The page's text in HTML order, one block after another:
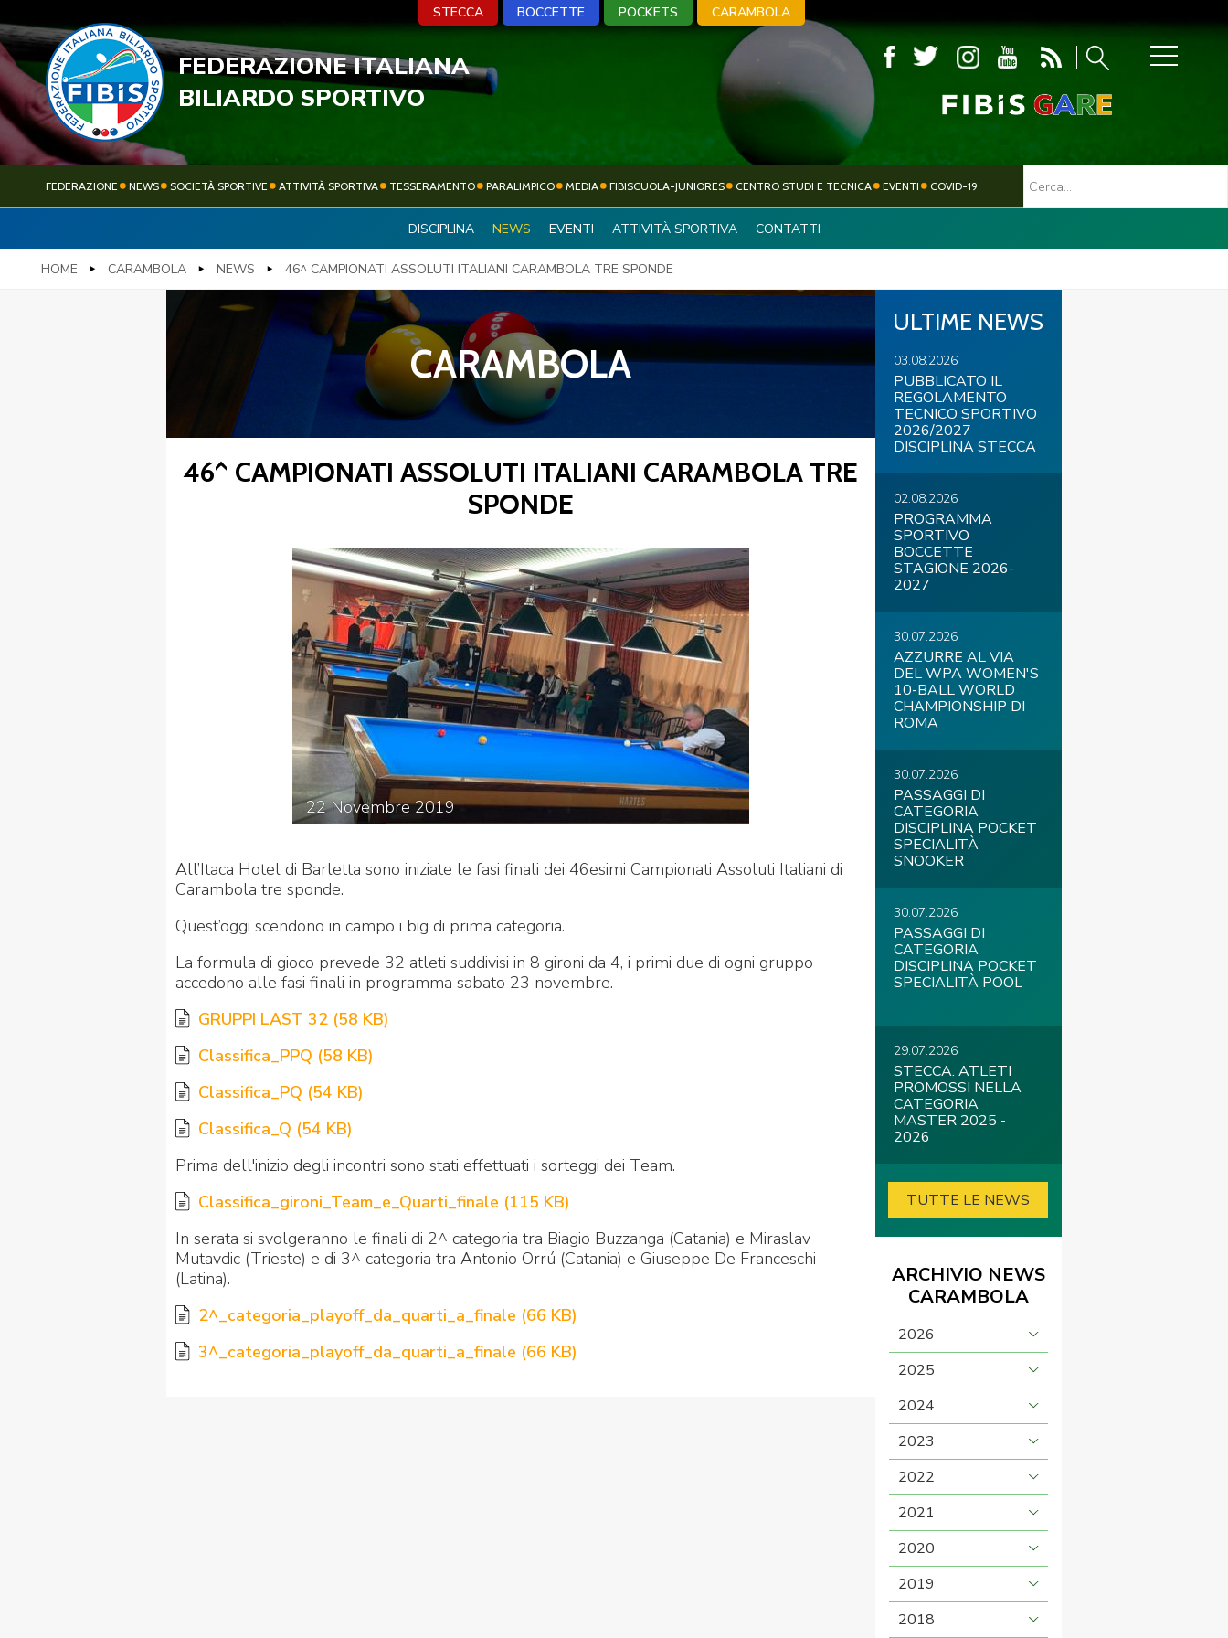
SOCIETÀ SPORTIVE
ATTIVITÀ
SPORTIVA
CENTRO STUDI E
TECNICA
COVID-19
STECCA BOCCETTE CARAMBOLA
Cookie Policy Cerca Mappa del Sito Feed rss Iscriviti alla Newsletter Link Federazione Trasparente
STECCA BOCCETTE POCKETS CARAMBOLA
FEDERAZIONE ITALIANA
BILIARDO SPORTIVO
FEDERAZIONE NEWS SOCIETÀ SPORTIVE ATTIVITÀ SPORTIVA TESSERAMENTO PARALIMPICO MEDIA FIBISCUOLA-JUNIORES CENTRO STUDI E TECNICA EVENTI COVID-19
DISCIPLINA NEWS EVENTI ATTIVITÀ SPORTIVA CONTATTI
HOME CARAMBOLA NEWS 46^ CAMPIONATI ASSOLUTI ITALIANI CARAMBOLA TRE SPONDE
CARAMBOLA
46^ CAMPIONATI ASSOLUTI ITALIANI CARAMBOLA TRE
SPONDE
22Novembre2019
All’Itaca Hotel di Barletta sono iniziate le fasi finali dei 46esimi Campionati Assoluti Italiani di
Carambola tre sponde.
Quest’oggi scendono in campo i big di prima categoria.
La formula di gioco prevede 32 atleti suddivisi in 8 gironi da 4, i primi due di ogni gruppo
accedono alle fasi finali in programma sabato 23 novembre.
GRUPPI LAST 32 (58 KB)
Classifica_PPQ (58 KB)
Classifica_PQ (54 KB)
Classifica_Q (54 KB)
Prima dell'inizio degli incontri sono stati effettuati i sorteggi dei Team.
Classifica_gironi_Team_e_Quarti_finale (115 KB)
In serata si svolgeranno le finali di 2^ categoria tra Biagio Buzzanga (Catania) e Miraslav
Mutavdic (Trieste) e di 3^ categoria tra Antonio Orrú (Catania) e Giuseppe De Franceschi
(Latina).
2^_categoria_playoff_da_quarti_a_finale (66 KB)
3^_categoria_playoff_da_quarti_a_finale (66 KB)
ULTIME NEWS
03.08.2026
PUBBLICATO IL
REGOLAMENTO
TECNICO SPORTIVO
2026/2027
DISCIPLINA STECCA
02.08.2026
PROGRAMMA
SPORTIVO
BOCCETTE
STAGIONE 2026-
2027
30.07.2026
AZZURRE AL VIA
DEL WPA WOMEN'S
10-BALL WORLD
CHAMPIONSHIP DI
ROMA
30.07.2026
PASSAGGI DI
CATEGORIA
DISCIPLINA POCKET
SPECIALITÀ
SNOOKER
30.07.2026
PASSAGGI DI
CATEGORIA
DISCIPLINA POCKET
SPECIALITÀ POOL
29.07.2026
STECCA: ATLETI
PROMOSSI NELLA
CATEGORIA
MASTER 2025 -
2026
TUTTE LE NEWS
ARCHIVIO NEWS
CARAMBOLA
2026
2025
2024
2023
2022
2021
2020
2019
2018